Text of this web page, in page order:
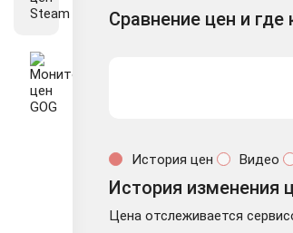
Сравнение цен и где
История цен Видео
История изменения
Цена отслеживается